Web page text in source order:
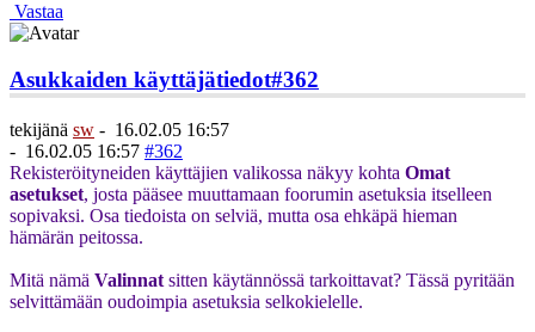
Vastaa
Asukkaiden käyttäjätiedot#362
tekijänä sw - 16.02.05 16:57
- 16.02.05 16:57 #362
Rekisteröityneiden käyttäjien valikossa näkyy kohta Omat
asetukset, josta pääsee muuttamaan foorumin asetuksia itselleen
sopivaksi. Osa tiedoista on selviä, mutta osa ehkäpä hieman
hämärän peitossa.
Mitä nämä Valinnatsitten käytännössä tarkoittavat? Tässä pyritään
selvittämään oudoimpia asetuksia selkokielelle.